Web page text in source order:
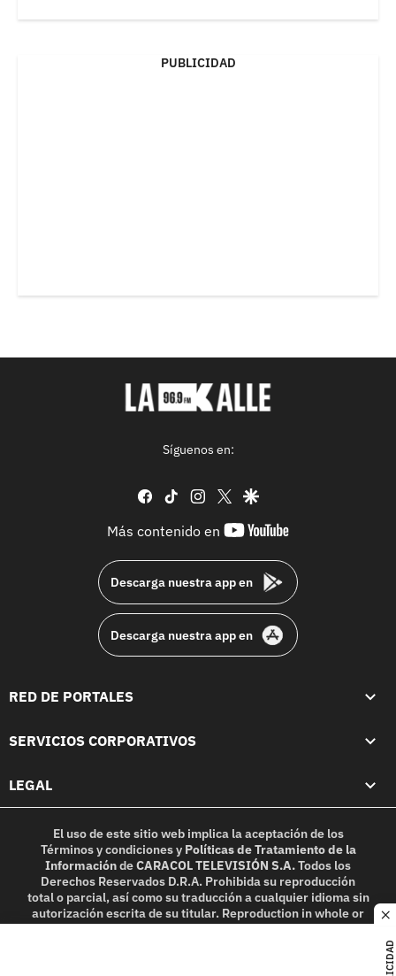
PUBLICIDAD
Síguenos en:
facebook
tiktok instagram
twittergoogle
Más contenido en
youtube-
Descarga nuestra app en
Descarga nuestra app en
RED DE PORTALES
SERVICIOS CORPORATIVOS
LEGAL
El uso de este sitio web implica la aceptación de los
Términos y condicionesy Políticas de Tratamiento de la
InformacióndeCARACOL TELEVISIÓN S.A.Todos los
Derechos Reservados D.R.A. Prohibida su reproducción
total o parcial, así como su traducción a cualquier idioma sin
autorización escrita de su titular. Reproduction in whole or